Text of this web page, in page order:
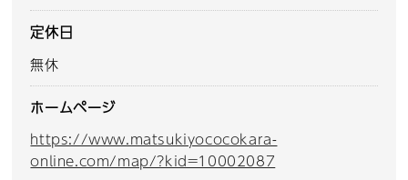
定休日
無休
ホームページ
https://www.matsukiyococokara-
online.com/map/?kid=10002087